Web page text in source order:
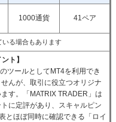
1000通貨 41ペア
る場合もあります
ト】
ツールとしてMT4を利用でき
んが、取引に役立つオリジナ
す。「MATRIX TRADER」は
に定評があり、スキャルピン
とほぼ同時に確認できる「ロイ